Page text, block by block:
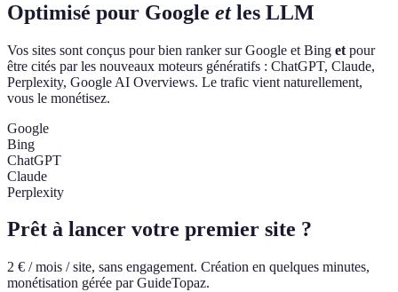
Optimisé pour Google et les LLM
Vos sites sont conçus pour bien ranker sur Google et Bing et pour
être cités par les nouveaux moteurs génératifs : ChatGPT, Claude,
Perplexity, Google AI Overviews. Le trafic vient naturellement,
vous le monétisez.
Google
Bing
ChatGPT
Claude
Perplexity
Prêt à lancer votre premier site ?
2 € / mois / site, sans engagement. Création en quelques minutes,
monétisation gérée par GuideTopaz.